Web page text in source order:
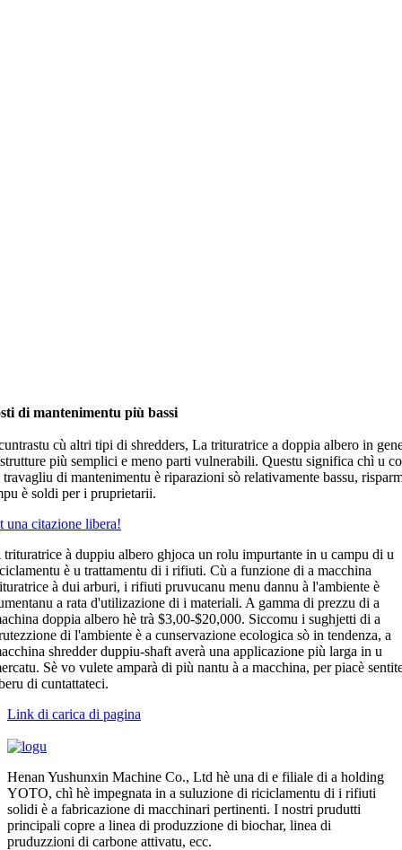
di mantenimentu più bassi
cù altri tipi di shredders, La trituratrice a doppia albero in
più semplici e meno parti vulnerabili. Questu significa chì u
travagliu di mantenimentu è riparazioni sò relativamente bassu,
è soldi per i pruprietarii.
una citazione libera!
trituratrice à duppiu albero ghjoca un rolu impurtante in u campu di u
è u trattamentu di i rifiuti. Cù a funzione di a macchina
à dui arburi, i rifiuti pruvucanu menu dannu à l'ambiente è
a rata d'utilizazione di i materiali. A gamma di prezzu di a
doppia albero hè trà $3,00-$20,000. Siccomu i sughjetti di a
di l'ambiente è a cunservazione ecologica sò in tendenza, a
shredder duppiu-shaft averà una applicazione più larga in u
Sè vo vulete amparà di più nantu à a macchina, per piacè
di cuntattateci.
Link di carica di pagina
Henan Yushunxin Machine Co., Ltd hè una di e filiale di a holding
YOTO, chì hè impegnata in a suluzione di riciclamentu di i rifiuti
solidi è a fabricazione di macchinari pertinenti. I nostri prudutti
principali copre a linea di produzzione di biochar, linea di
pruduzzioni di carbone attivatu, ecc.